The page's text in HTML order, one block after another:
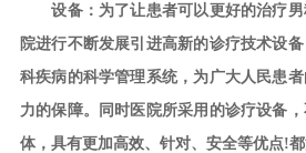
设备：为了让患者可以更好的治疗男
院进行不断发展引进高新的诊疗技术设
科疾病的科学管理系统，为广大人民患
力的保障。同时医院所采用的诊疗设备
体，具有更加高效、针对、安全等优点!